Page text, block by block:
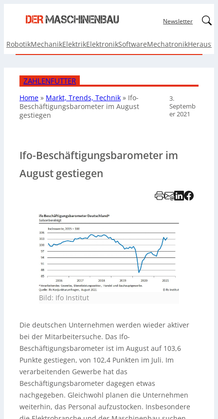
Newsletter
RobotikMechanikElektrikElektronikSoftwareMechatronik
ZAHLENFUTTER
Home » Markt, Trends, Technik » Ifo-
Beschäftigungsbarometer im August
gestiegen
3.
Septemb
er 2021
Ifo-Beschäftigungsbarometer im
August gestiegen
Bild: Ifo Institut
Die deutschen Unternehmen werden wieder aktiver
bei der Mitarbeitersuche. Das Ifo-
Beschäftigungsbarometer ist im August auf 103,6
Punkte gestiegen, von 102,4 Punkten im Juli. Im
verarbeitenden Gewerbe hat das
Beschäftigungsbarometer dagegen etwas
nachgegeben. Gleichwohl planen die Unternehmen
weiterhin, das Personal aufzustocken. Insbesondere